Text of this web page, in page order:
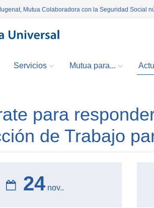
Mutua Colaboradora con la Seguridad Social
Servicios Mutua para...
para
de Trabajo
24 nov..